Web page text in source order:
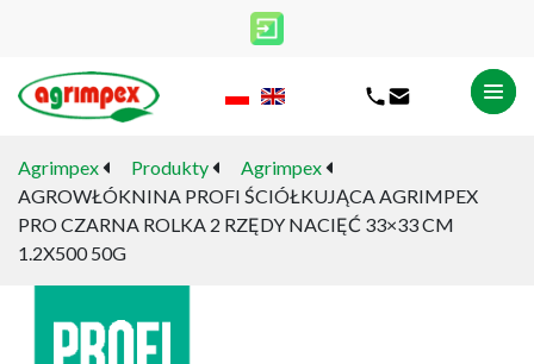
Agrimpex Produkty
Agrimpex
AGROWŁÓKNINA PROFI ŚCIÓŁKUJĄCA AGRIMPEX
PRO CZARNA ROLKA 2 RZĘDY NACIĘĆ 33×33 CM
1.2X500 50G